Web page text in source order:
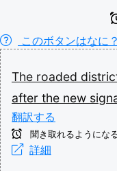
このボタンはなに？
The roaded
after the new
翻訳する
聞き取れるようにな
詳細